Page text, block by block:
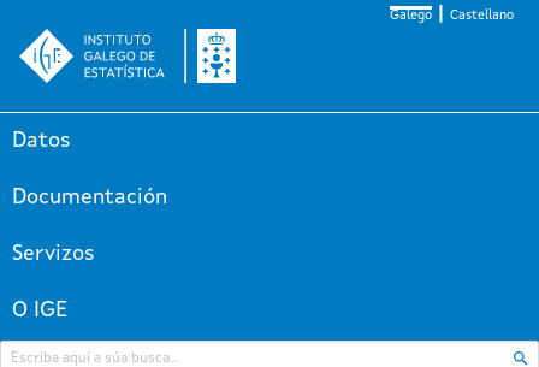
Galego Castellano
Datos
Documentación
Servizos
O IGE